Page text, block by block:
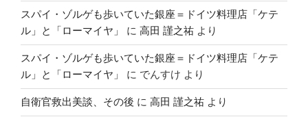
スパイ・ゾルゲも歩いていた銀座＝ドイツ料理店「ケテ
ル」と「ローマイヤ」
に 高田 謹之祐 より
スパイ・ゾルゲも歩いていた銀座＝ドイツ料理店「ケテ
ル」と「ローマイヤ」
に でんすけ より
自衛官救出美談、その後 に 高田 謹之祐 より